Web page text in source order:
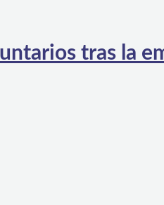
tras la